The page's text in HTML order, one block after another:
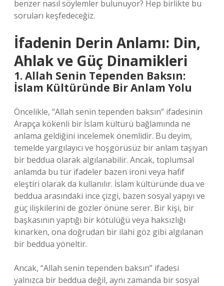
benzer nasıl söylemler bulunuyor? Hep birlikte bu
soruları keşfedeceğiz.
İfadenin Derin Anlamı: Din,
Ahlak ve Güç Dinamikleri
1. Allah Senin Tependen Baksın:
İslam Kültüründe Bir Anlam Yolu
Öncelikle, “Allah senin tependen baksın” ifadesinin
Arapça kökenli bir İslam kültürü bağlamında ne
anlama geldiğini incelemek önemlidir. Bu deyim,
temelde yargılayıcı ve hoşgörüsüz bir anlam taşıyan
bir beddua olarak algılanabilir. Ancak, toplumsal
anlamda bu tür ifadeler bazen ironi veya hafif
eleştiri olarak da kullanılır. İslam kültüründe dua ve
beddua arasındaki ince çizgi, bazen sosyal yapıyı ve
güç ilişkilerini de gözler önüne serer. Bir kişi, bir
başkasının yaptığı bir kötülüğü veya haksızlığı
kınarken, ona doğrudan bir ilahi göz gibi algılanan
bir beddua yöneltir.
Ancak, “Allah senin tependen baksın” ifadesi
yalnızca bir beddua değil, aynı zamanda bir sosyal